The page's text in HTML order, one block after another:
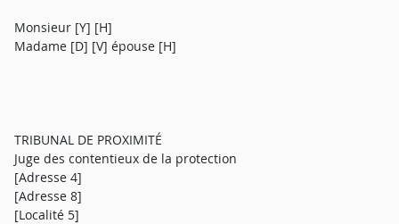
Monsieur [Y] [H]
Madame [D] [V] épouse [H]
TRIBUNAL DE PROXIMITÉ
Juge des contentieux de la protection
[Adresse 4]
[Adresse 8]
[Localité 5]